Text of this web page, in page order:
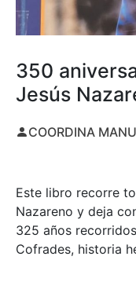
350
Jesús
COORDINA
Este libro recorre
Nazareno y deja
325 años
Cofrades, historia